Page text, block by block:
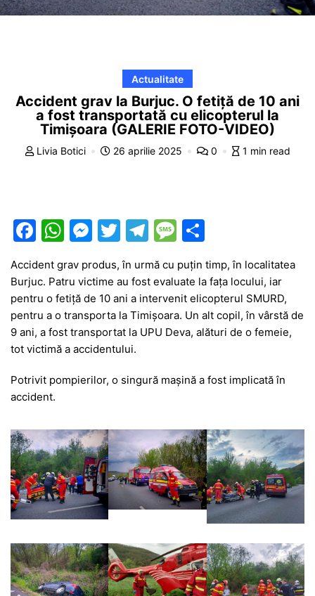
Actualitate
Accident grav la Burjuc. O fetiță de 10 ani
a fost transportată cu elicopterul la
Timișoara (GALERIE FOTO-VIDEO)
Livia Botici 26 aprilie 2025 0 1 min read
F
c
e
b
o
k
W
at
s
A
p
M
s
s
e
n
er
T
w
itt
er
T
e
gr
a
m
M
s
s
a
g
ar
ta
je
a
z
Accident grav produs, în urmă cu puțin timp, în localitatea
Burjuc. Patru victime au fost evaluate la fața locului, iar
pentru o fetiță de 10 ani a intervenit elicopterul SMURD,
pentru a o transporta la Timișoara. Un alt copil, în vârstă de
9 ani, a fost transportat la UPU Deva, alături de o femeie,
tot victimă a accidentului.
Potrivit pompierilor, o singură mașină a fost implicată în
accident.